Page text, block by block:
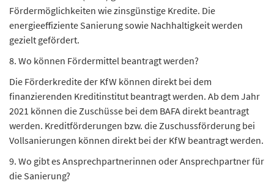
Fördermöglichkeiten wie zinsgünstige Kredite. Die
energieeffiziente Sanierung sowie Nachhaltigkeit werden
gezielt gefördert.
8. Wo können Fördermittel beantragt werden?
Die Förderkredite der KfW können direkt bei dem
finanzierenden Kreditinstitut beantragt werden. Ab dem Jahr
2021 können die Zuschüsse bei dem BAFA direkt beantragt
werden. Kreditförderungen bzw. die Zuschussförderung bei
Vollsanierungen können direkt bei der KfW beantragt werden.
9. Wo gibt es Ansprechpartnerinnen oder Ansprechpartner für
die Sanierung?